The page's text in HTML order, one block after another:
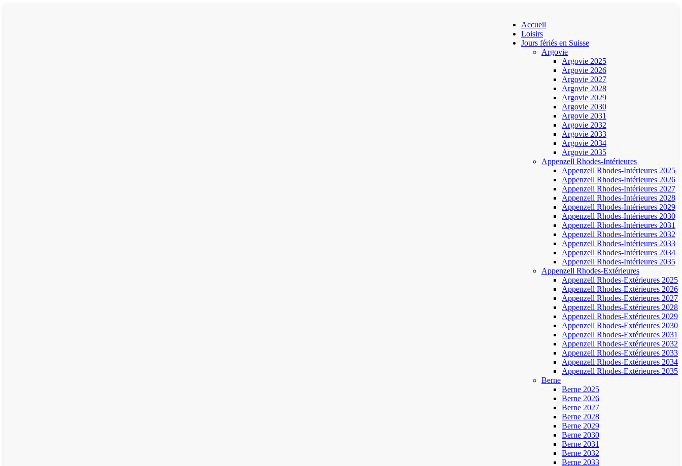
Accueil
Loisirs
Jours fériés en Suisse
Argovie
Argovie 2025
Argovie 2026
Argovie 2027
Argovie 2028
Argovie 2029
Argovie 2030
Argovie 2031
Argovie 2032
Argovie 2033
Argovie 2034
Argovie 2035
Appenzell Rhodes-Intérieures
Appenzell Rhodes-Intérieures 2025
Appenzell Rhodes-Intérieures 2026
Appenzell Rhodes-Intérieures 2027
Appenzell Rhodes-Intérieures 2028
Appenzell Rhodes-Intérieures 2029
Appenzell Rhodes-Intérieures 2030
Appenzell Rhodes-Intérieures 2031
Appenzell Rhodes-Intérieures 2032
Appenzell Rhodes-Intérieures 2033
Appenzell Rhodes-Intérieures 2034
Appenzell Rhodes-Intérieures 2035
Appenzell Rhodes-Extérieures
Appenzell Rhodes-Extérieures 2025
Appenzell Rhodes-Extérieures 2026
Appenzell Rhodes-Extérieures 2027
Appenzell Rhodes-Extérieures 2028
Appenzell Rhodes-Extérieures 2029
Appenzell Rhodes-Extérieures 2030
Appenzell Rhodes-Extérieures 2031
Appenzell Rhodes-Extérieures 2032
Appenzell Rhodes-Extérieures 2033
Appenzell Rhodes-Extérieures 2034
Appenzell Rhodes-Extérieures 2035
Berne
Berne 2025
Berne 2026
Berne 2027
Berne 2028
Berne 2029
Berne 2030
Berne 2031
Berne 2032
Berne 2033